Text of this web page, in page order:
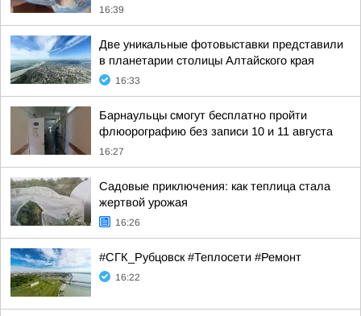
16:39
Две уникальные фотовыставки представили
в планетарии столицы Алтайского края
16:33
Барнаульцы смогут бесплатно пройти
флюорографию без записи 10 и 11 августа
16:27
Садовые приключения: как теплица стала
жертвой урожая
16:26
#СГК_Рубцовск #Теплосети #Ремонт
16:22